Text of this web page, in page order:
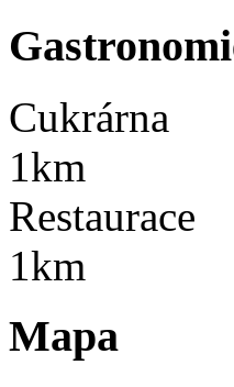
Cukrárna
1km
Restaurace
1km
Mapa